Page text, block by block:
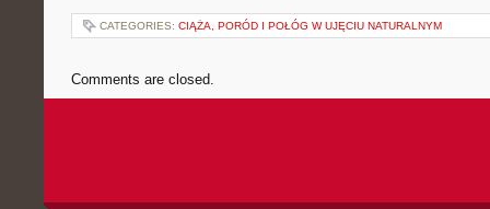
CATEGORIES: CIĄŻA, PORÓD I POŁÓG W UJĘCIU NATURALNYM
Comments are closed.